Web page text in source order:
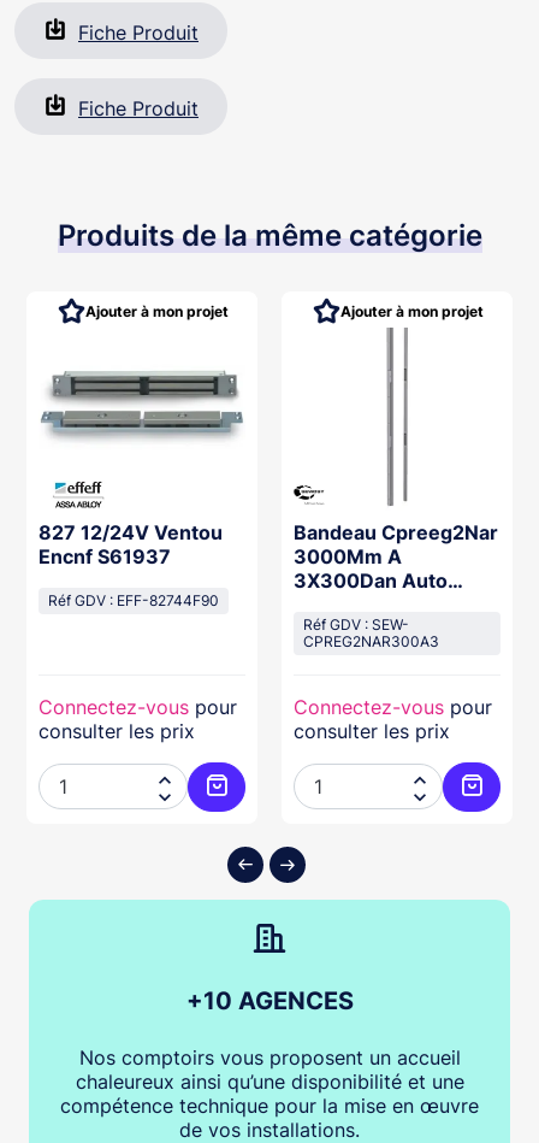
Fiche Produit
Fiche Produit
Produits de la même catégorie
au panier
827 12/24V Ventou
Encnf S61937
Réf GDV : EFF-82744F90
Connectez-vous pour
consulter les prix


Ajouter au panier
Ajouter à mon projet
Bandeau Cpreeg2Nar
3000Mm A
3X300Dan Auto
12/48+Ctcnfs61937
Réf GDV : SEW-
CPREG2NAR300A3
Connectez-vous pour
consulter les prix


Ajouter à mon projet
+10 AGENCES
Nos comptoirs vous proposent un accueil
chaleureux ainsi qu’une disponibilité et une
compétence technique pour la mise en œuvre
de vos installations.